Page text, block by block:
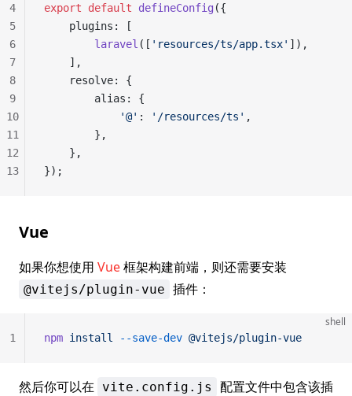
export default defineConfig ({
    plugins: [
        laravel
([ 'resources/ts/app.tsx' ]),
    ],
    resolve: {
        alias: {
            '@'
: '/resources/ts' ,
        },
    },
});
4
5
6
7
8
9
10
11
12
13
Vue
如果你想使用 Vue框架构建前端，则还需要安装
@vitejs/plugin-vue 插件：
shell
npm install --save-dev @vitejs/plugin-vue
1
然后你可以在 vite.config.js
配置文件中包含该插